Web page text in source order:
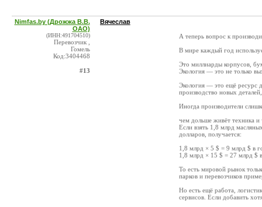
Nimfas.by (Дрожжа В.В.
ОАО)
(ИНН:491704510)
Перевозчик ,
Гомель
Код:3404468
#13
Вячеслав
А теперь вопрос к
В мире каждый год
Это миллиарды корпусов,
Экология — это не только
Экология — это ещё ресурс
производство новых
Иногда производители
чем дольше живёт техника и
Если взять 1,8 млрд
долларов, получается:
1,8 млрд × 5 $ = 9 млрд $ в
1,8 млрд × 15 $ = 27 млрд $
То есть мировой рынок
парков и перевозчиков
Но есть ещё работа,
сервисов. Если добавить